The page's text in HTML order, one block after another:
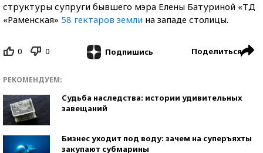
структуры супруги бывшего мэра Елены Батуриной «ТД
«Раменская» 58 гектаров земли на западе столицы.
0 0 Подпишись Поделиться
РЕКОМЕНДУЕМ:
Судьба наследства: истории удивительных
завещаний
Бизнес уходит под воду: зачем на суперъяхты
закупают субмарины